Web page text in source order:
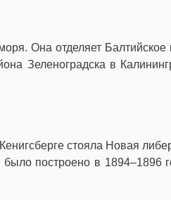
Она отделяет Балтийское
Зеленоградска в
стояла Новая
построено в 1894–1896